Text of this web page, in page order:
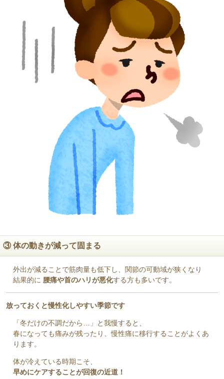
③ 体の動きが減って固まる
外出が減ることで筋肉量も低下し、関節の可動域が狭くなり
結果的に 腰痛や首のハリが悪化する方も多いです。
放っておくと慢性化しやすい季節です
「冬だけの不調だから…」と我慢すると、
春になっても痛みが残ったり、慢性痛に移行することがよくあ
ります。
体が冷えている時期こそ、
早めにケアすることが回復の近道！